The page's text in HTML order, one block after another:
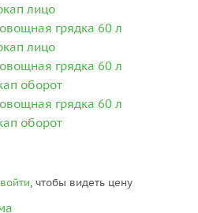
войти, чтобы видеть цену